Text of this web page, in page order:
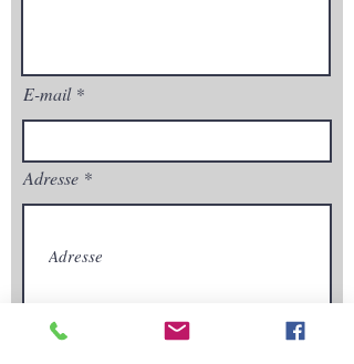
E-mail
Adresse
Envoyez